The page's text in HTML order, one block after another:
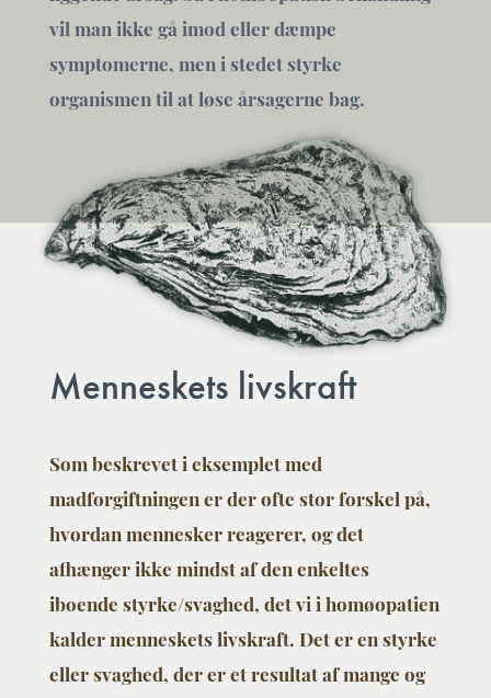
vil man ikke gå imod eller dæmpe
symptomerne, men i stedet styrke
organismen til at løse årsagerne bag.
Menneskets livskraft
Som beskrevet i eksemplet med
madforgiftningen er der ofte stor forskel på,
hvordan mennesker reagerer, og det
afhænger ikke mindst af den enkeltes
iboende styrke/svaghed, det vi i homøopatien
kalder menneskets livskraft. Det er en styrke
eller svaghed, der er et resultat af mange og